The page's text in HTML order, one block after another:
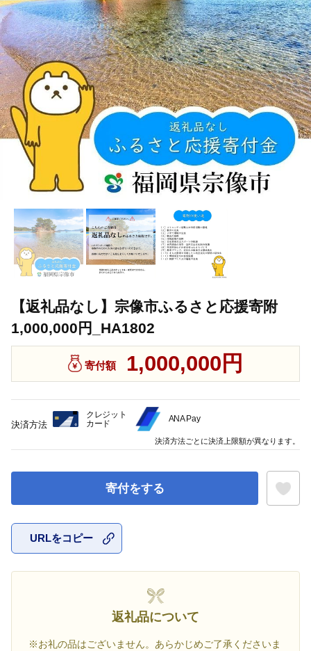
【返礼品なし】宗像市ふるさと応援寄附
1,000,000円_HA1802
寄付額 1,000,000円
寄付をする
URLをコピー
返礼品について
※お礼の品はございません。あらかじめご了承くださいま
決済方法
クレジット
カード
ANA Pay
決済方法ごとに決済上限額が異なります。